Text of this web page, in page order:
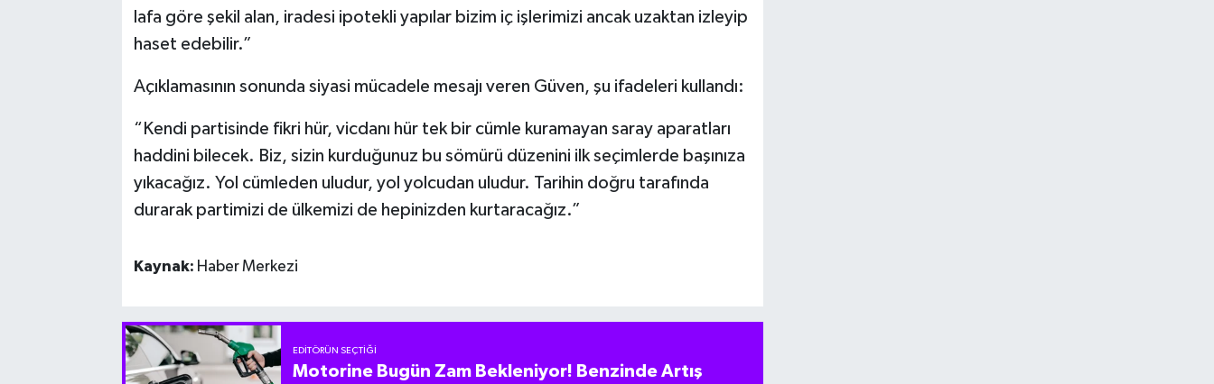
lafa göre şekil alan, iradesi ipotekli yapılar bizim iç işlerimizi ancak uzaktan izleyip
haset edebilir.”
Açıklamasının sonunda siyasi mücadele mesajı veren Güven, şu ifadeleri kullandı:
“Kendi partisinde fikri hür, vicdanı hür tek bir cümle kuramayan saray aparatları
haddini bilecek. Biz, sizin kurduğunuz bu sömürü düzenini ilk seçimlerde başınıza
yıkacağız. Yol cümleden uludur, yol yolcudan uludur. Tarihin doğru tarafında
durarak partimizi de ülkemizi de hepinizden kurtaracağız.”
Kaynak: Haber Merkezi
EDITÖRÜN SEÇTIĞI
Motorine Bugün Zam Bekleniyor! Benzinde Artış